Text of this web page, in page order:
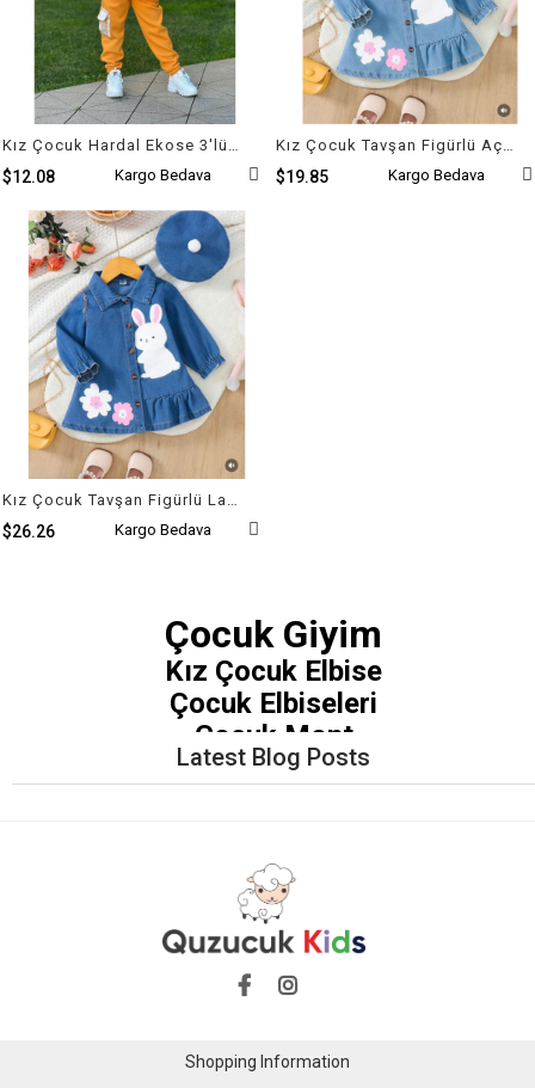
Kız Çocuk Hardal Ekose 3'lü Takım
$12.08 Kargo Bedava
Kız Çocuk Tavşan Figürlü Açık Mavi Kot Elbise ve Şapka
$19.85 Kargo Bedava
Kız Çocuk Tavşan Figürlü Lacivert Kot Elbise ve Şapka
$26.26 Kargo Bedava
Çocuk Giyim
Kız Çocuk Elbise
Çocuk Elbiseleri
Çocuk Mont
Latest Blog Posts
Shopping Information